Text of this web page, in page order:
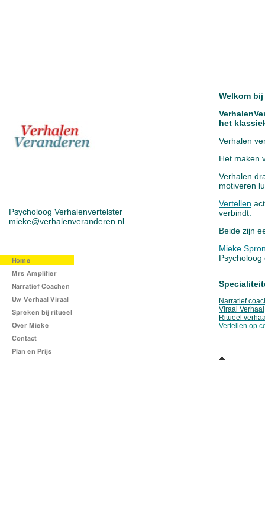
Psycholoog Verhalenvertelster
mieke@verhalenveranderen.nl
Welkom bij
het
Verhalen
Het maken
Verhalen
motiveren
Vertellen
verbindt.
Beide zijn
Mieke
Narratief
Viraal Verhaal
Ritueel
Vertellen op